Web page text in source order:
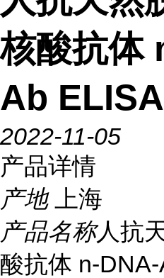
核酸抗体
Ab
2022-11-05
产品详情
产地
上海
产品名称人抗
酸抗体 n-